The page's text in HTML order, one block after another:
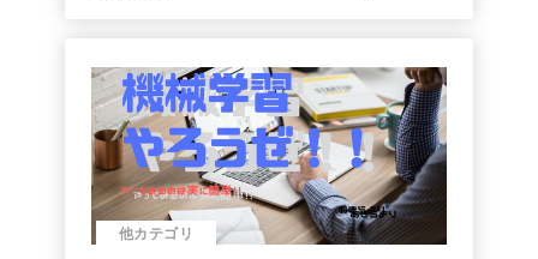
他カテゴリ